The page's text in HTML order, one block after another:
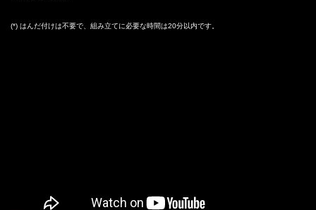
(*) はんだ付けは不要で、組み立てに必要な時間は20分以内です。